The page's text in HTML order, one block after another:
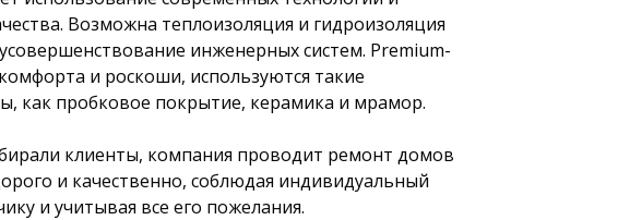
Возможна теплоизоляция и гидроизоляция
инженерных систем. Premium-
и роскоши, используются такие
как пробковое покрытие, керамика и мрамор.
клиенты, компания проводит ремонт домов
и качественно, соблюдая индивидуальный
и учитывая все его пожелания.